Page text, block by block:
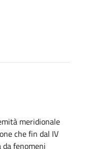
meridionale
che fin dal IV
da fenomeni